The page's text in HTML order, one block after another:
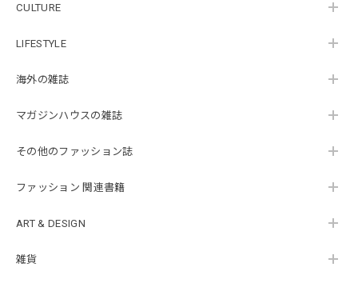
CULTURE
LIFESTYLE
海外の雑誌
マガジンハウスの雑誌
その他のファッション誌
ファッション 関連書籍
ART & DESIGN
雑貨